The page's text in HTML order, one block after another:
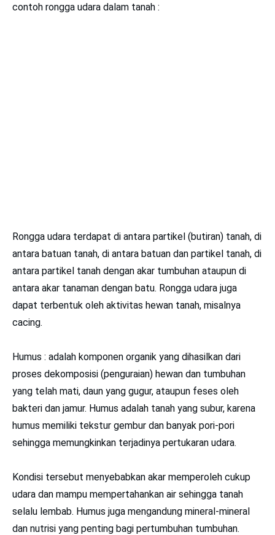
contoh rongga udara dalam tanah :
Rongga udara terdapat di antara partikel (butiran) tanah, di
antara batuan tanah, di antara batuan dan partikel tanah, di
antara partikel tanah dengan akar tumbuhan ataupun di
antara akar tanaman dengan batu. Rongga udara juga
dapat terbentuk oleh aktivitas hewan tanah, misalnya
cacing.
Humus : adalah komponen organik yang dihasilkan dari
proses dekomposisi (penguraian) hewan dan tumbuhan
yang telah mati, daun yang gugur, ataupun feses oleh
bakteri dan jamur. Humus adalah tanah yang subur, karena
humus memiliki tekstur gembur dan banyak pori-pori
sehingga memungkinkan terjadinya pertukaran udara.
Kondisi tersebut menyebabkan akar memperoleh cukup
udara dan mampu mempertahankan air sehingga tanah
selalu lembab. Humus juga mengandung mineral-mineral
dan nutrisi yang penting bagi pertumbuhan tumbuhan.